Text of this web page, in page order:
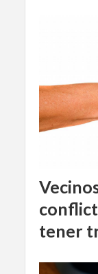
tener